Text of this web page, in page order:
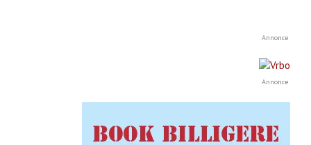
Annonce
Annonce